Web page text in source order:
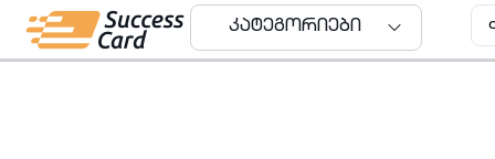
კატეგორიები